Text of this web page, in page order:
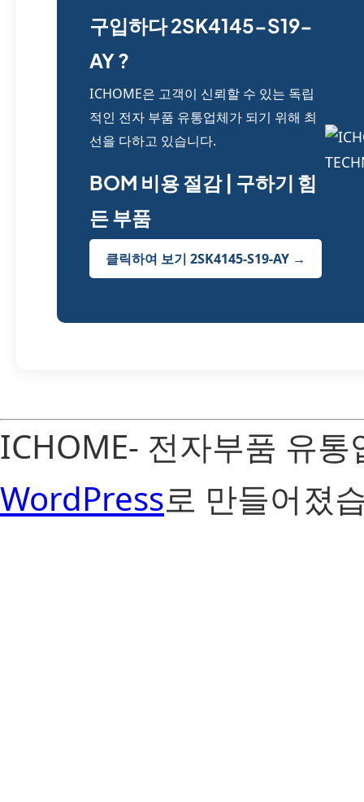
구입하다 2SK4145-S19-
AY ?
ICHOME은 고객이 신뢰할 수 있는 독립
적인 전자 부품 유통업체가 되기 위해 최
선을 다하고 있습니다.
BOM 비용 절감 | 구하기 힘
든 부품
클릭하여 보기 2SK4145-S19-AY →
ICHOME- 전자부품 유
WordPress로 만들어졌